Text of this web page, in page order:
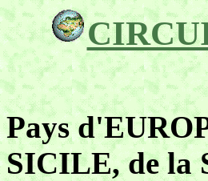
Pays
SICILE, de la